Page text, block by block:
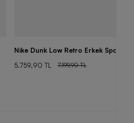
Nike Dunk Low Retro Erkek Spor
5.759,90 TL
7.199,90 TL